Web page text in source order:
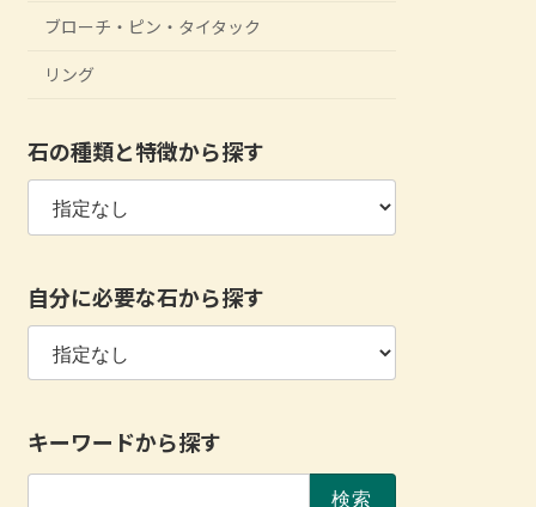
ブローチ・ピン・タイタック
リング
石の種類と特徴から探す
自分に必要な石から探す
キーワードから探す